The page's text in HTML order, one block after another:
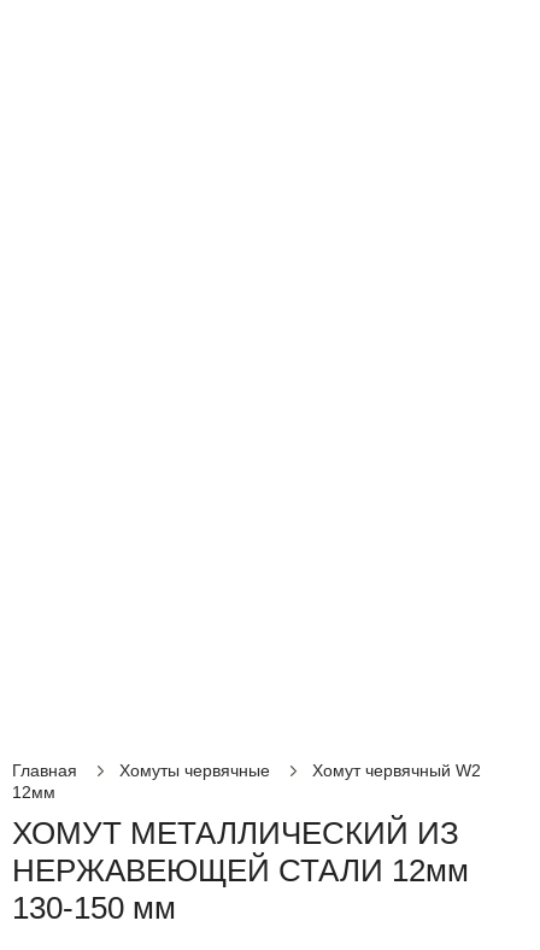
Главная Хомуты червячные
Хомут червячный W2
12мм
ХОМУТ МЕТАЛЛИЧЕСКИЙ ИЗ
НЕРЖАВЕЮЩЕЙ СТАЛИ 12мм
130-150 мм